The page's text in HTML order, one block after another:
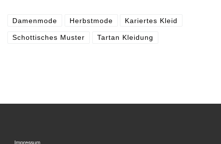
Damenmode Herbstmode Kariertes Kleid
Schottisches Muster Tartan Kleidung
Impressum